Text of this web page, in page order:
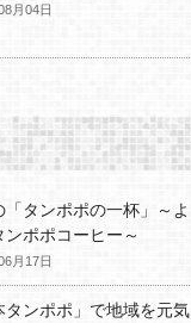
月04日
「タンポポの一杯」～よ
ンポポコーヒー～
月17日
タンポポ」で地域を元気